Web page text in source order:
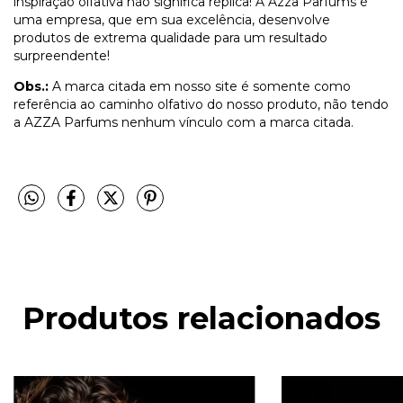
uma empresa, que em sua excelência, desenvolve
produtos de extrema qualidade para um resultado
surpreendente!
Obs.: A marca citada em nosso site é somente como
referência ao caminho olfativo do nosso produto, não tendo
a AZZA Parfums nenhum vínculo com a marca citada.
Produtos relacionados